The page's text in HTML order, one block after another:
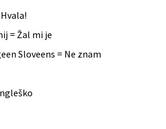
= Žal mi je
Sloveens = Ne znam